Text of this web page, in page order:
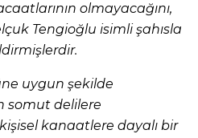
olmayacağını,
Tengioğlu isimli şahısla
uygun şekilde
somut delilere
kanaatlere dayalı bir